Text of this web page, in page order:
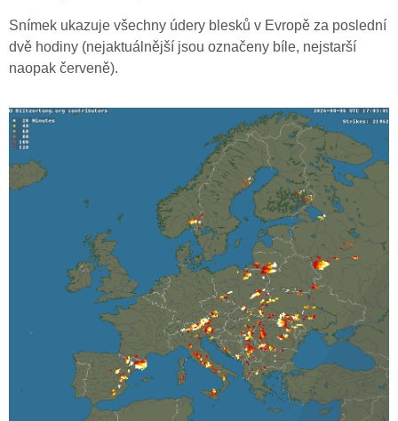
Snímek ukazuje všechny údery blesků v Evropě za poslední
dvě hodiny (nejaktuálnější jsou označeny bíle, nejstarší
naopak červeně).